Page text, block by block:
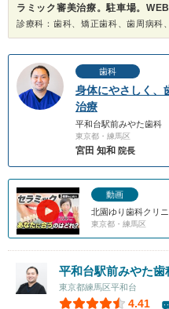
ラミック審美治療。駐車場。
歯科
身体にやさしく、
治療
平和台駅前みやた歯科
東京都・練馬区
宮田 知和 院長
動画
北園ゆり歯科クリ
東京都・練馬区
平和台駅前みやた歯
東京都練馬区平和台
4.41